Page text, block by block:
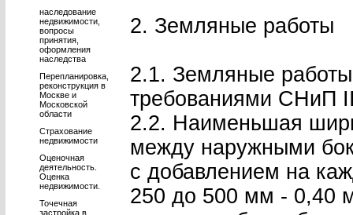
наследование
недвижимости,
вопросы
принятия,
оформления
наследства
Перепланировка,
реконструкция в
Москве и
Московской
области
Страхование
недвижимости
Оценочная
деятельность.
Оценка
недвижимости.
Точечная
застройка в
2. Земляные работы
2.1. Земляные работы
требованиями СНиП
2.2. Наименьшая
между наружными
с добавлением на
250 до 500 мм - 0,40